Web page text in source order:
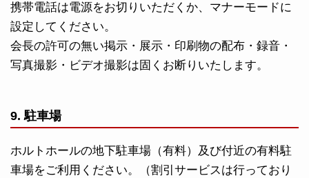
携帯電話は電源をお切りいただくか、マナーモードに
設定してください。
会長の許可の無い掲示・展示・印刷物の配布・録音・
写真撮影・ビデオ撮影は固くお断りいたします。
9. 駐車場
ホルトホールの地下駐車場（有料）及び付近の有料駐
車場をご利用ください。（割引サービスは行っており